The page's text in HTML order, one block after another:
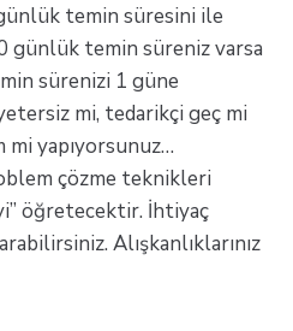
temin süresini ile
günlük temin süreniz varsa
sürenizi 1 güne
mi, tedarikçi geç mi
yapıyorsunuz…
çözme teknikleri
öğretecektir. İhtiyaç
Alışkanlıklarınız